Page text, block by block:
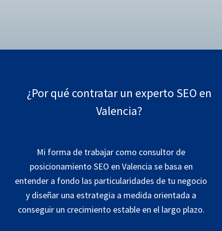
¿Por qué contratar un experto SEO en
Valencia?
Mi forma de trabajar como consultor de
posicionamiento SEO en Valencia se basa en
entender a fondo las particularidades de tu negocio
y diseñar una estrategia a medida orientada a
conseguir un crecimiento estable en el largo plazo.